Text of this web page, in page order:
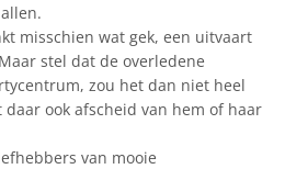
misschien wat gek, een uitvaart
stel dat de overledene
zou het dan niet heel
ook afscheid van hem of haar
van mooie